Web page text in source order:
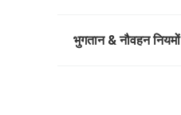
भुगतान & नौवहन नियमों